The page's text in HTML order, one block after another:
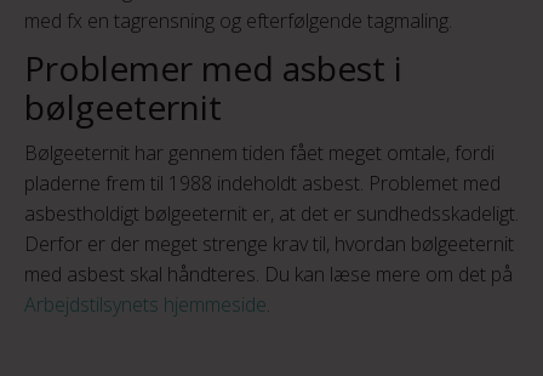
med fx en tagrensning og efterfølgende tagmaling.
Problemer med asbest i
bølgeeternit
Bølgeeternit har gennem tiden fået meget omtale, fordi
pladerne frem til 1988 indeholdt asbest. Problemet med
asbestholdigt bølgeeternit er, at det er sundhedsskadeligt.
Derfor er der meget strenge krav til, hvordan bølgeeternit
med asbest skal håndteres. Du kan læse mere om det på
Arbejdstilsynets hjemmeside.